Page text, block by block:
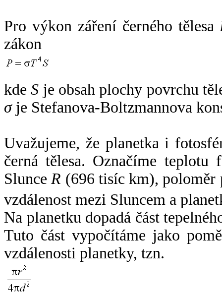
Pro výkon záření černého tělesa
zákon
kdeS je obsah plochy povrchu
σje Stefanova-Boltzmannova
Uvažujeme, že planetka i
černá tělesa. Označíme
SlunceR (696 tisíc km),
vzdálenost mezi Sluncem a
Na planetku dopadá část
Tuto část vypočítáme jako
vzdálenosti planetky, tzn.